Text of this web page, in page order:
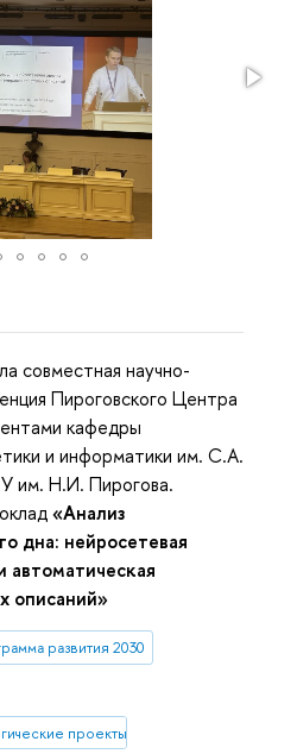
совместная научно-
Пироговского Центра
кафедры
и информатики им. С.А.
им. Н.И. Пирогова.
«Анализ
дна: нейросетевая
автоматическая
описаний»
развития 2030
проекты